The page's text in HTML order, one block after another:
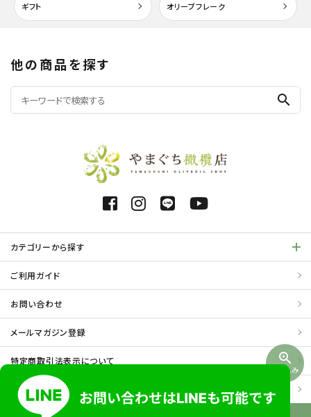
ギフト オリーブフレーク
他の商品を探す
search
zoom_in
絞り込み
カテゴリーから探す
ご利用ガイド
お問い合わせ
メールマガジン登録
特定商取引法表示について
プライバシーポリシー